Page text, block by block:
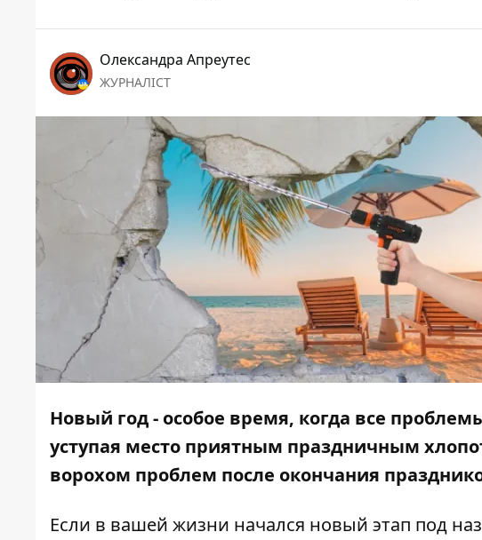
Олександра Апреутес
ЖУРНАЛІСТ
Новый год - особое время, когда все
уступая место приятным праздничным
ворохом проблем после окончания
Если в вашей жизни начался новый этап под